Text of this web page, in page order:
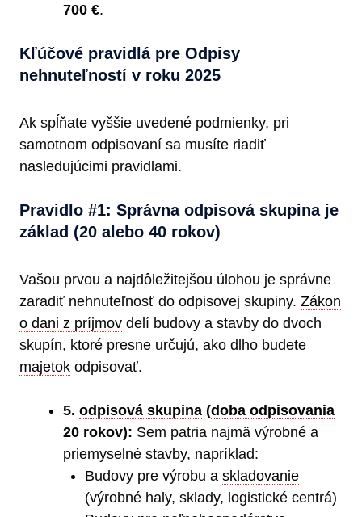
700 €.
Kľúčové pravidlá pre Odpisy
nehnuteľností v roku 2025
Ak spĺňate vyššie uvedené podmienky, pri
samotnom odpisovaní sa musíte riadiť
nasledujúcimi pravidlami.
Pravidlo #1: Správna odpisová skupina je
základ (20 alebo 40 rokov)
Vašou prvou a najdôležitejšou úlohou je správne
zaradiť nehnuteľnosť do odpisovej skupiny. Zákon
o dani z príjmov delí budovy a stavby do dvoch
skupín, ktoré presne určujú, ako dlho budete
majetok odpisovať.
5. odpisová skupina (doba odpisovania
20 rokov): Sem patria najmä výrobné a
priemyselné stavby, napríklad:
Budovy pre výrobu a skladovanie
(výrobné haly, sklady, logistické centrá)